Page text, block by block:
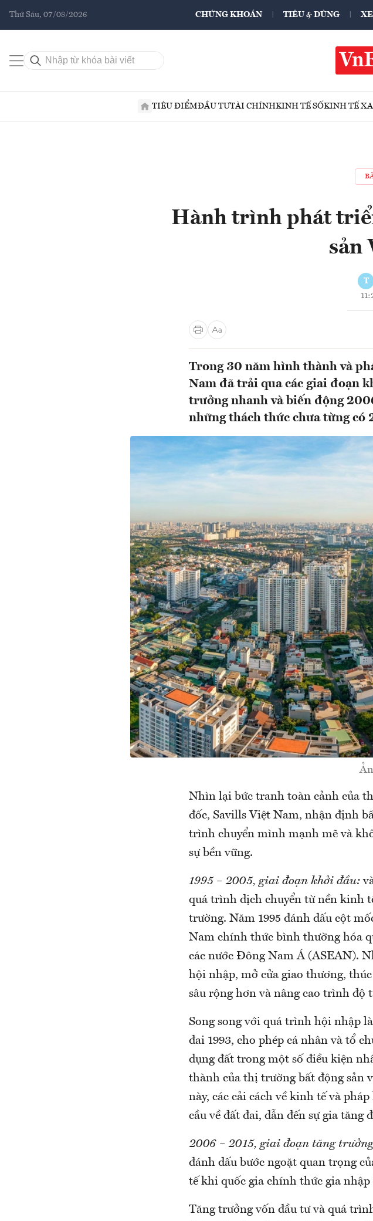
Thứ Sáu, 07/08/2026 CHỨNG KHOÁN TIÊU & DÙNG XE
TIÊU ĐIỂMĐẦU TƯTÀI CHÍNHKINH TẾ SỐKINH TẾ
Hành trình phát
sản
T
Trong 30 năm hình thành và
Nam đã trải qua các giai đoạn
trưởng nhanh và biến động
những thách thức chưa từng có
Nhìn lại bức tranh toàn cảnh của
đốc, Savills Việt Nam, nhận định
trình chuyển mình mạnh mẽ và
sự bền vững.
1995 – 2005, giai đoạn khởi đầu:
quá trình dịch chuyển từ nền kinh
trường. Năm 1995 đánh dấu cột
Nam chính thức bình thường hóa
các nước Đông Nam Á (ASEAN).
hội nhập, mở cửa giao thương,
sâu rộng hơn và nâng cao trình độ
Song song với quá trình hội nhập
đai 1993, cho phép cá nhân và tổ
dụng đất trong một số điều kiện
thành của thị trường bất động sản
này, các cải cách về kinh tế và
cầu về đất đai, dẫn đến sự gia tăng
2006 – 2015, giai đoạn tăng
đánh dấu bước ngoặt quan trọng
tế khi quốc gia chính thức gia
Tăng trưởng vốn đầu tư và quá